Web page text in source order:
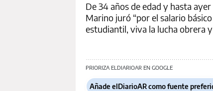
De 34 años de edad y hasta
Marino juró “por el salario
estudiantil, viva la lucha obrera
PRIORIZA ELDIARIOAR EN GOOGLE
Añade elDiarioAR como fuente